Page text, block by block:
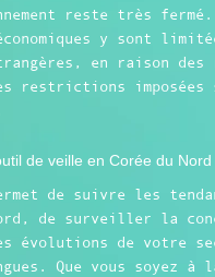
reste très fermé.
y sont
en raison des
restrictions imposées
de veille en Corée du Nord
de suivre les
de surveiller la
évolutions de votre
Que vous soyez à